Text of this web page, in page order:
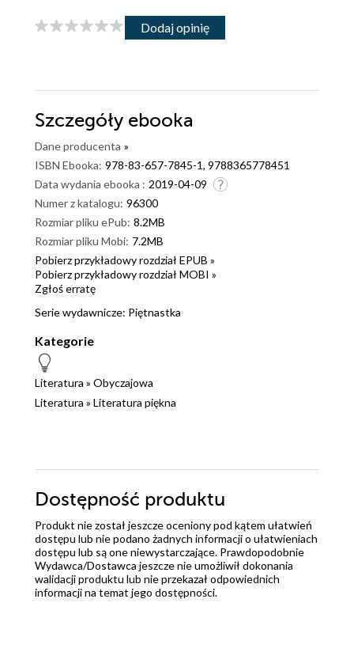
Dodaj opinię
Szczegóły ebooka
Dane producenta »
ISBN Ebooka: 978-83-657-7845-1, 9788365778451
Data wydania ebooka : 2019-04-09
Numer z katalogu: 96300
Rozmiar pliku ePub: 8.2MB
Rozmiar pliku Mobi: 7.2MB
Pobierz przykładowy rozdział EPUB »
Pobierz przykładowy rozdział MOBI »
Zgłoś erratę
Serie wydawnicze: Piętnastka
Kategorie
Literatura » Obyczajowa
Literatura » Literatura piękna
Dostępność produktu
Produkt nie został jeszcze oceniony pod kątem ułatwień
dostępu lub nie podano żadnych informacji o ułatwieniach
dostępu lub są one niewystarczające. Prawdopodobnie
Wydawca/Dostawca jeszcze nie umożliwił dokonania
walidacji produktu lub nie przekazał odpowiednich
informacji na temat jego dostępności.